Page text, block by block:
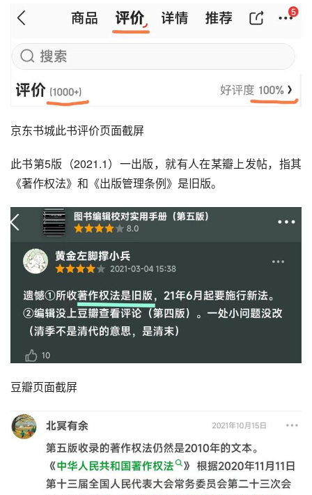
京东书城此书评价页面截屏
此书第5版（2021.1）一出版，就有人在某瓣上发帖，指其
《著作权法》和《出版管理条例》是旧版。
豆瓣页面截屏